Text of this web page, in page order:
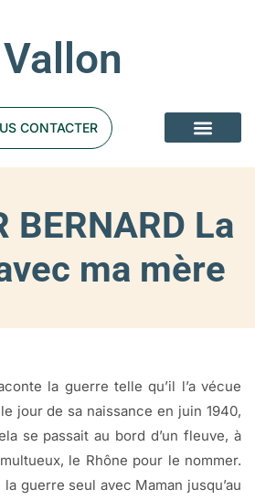
CONTACTER
BERNARD La
ma mère
la guerre telle qu’il l’a vécue
jour de sa naissance en juin 1940,
se passait au bord d’un fleuve, à
le Rhône pour le nommer.
guerre seul avec Maman jusqu’au